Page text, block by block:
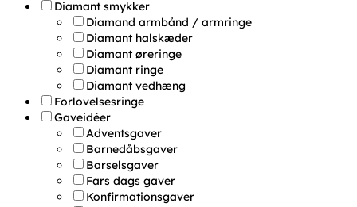
Diamant smykker
Diamand armbånd / armringe
Diamant halskæder
Diamant øreringe
Diamant ringe
Diamant vedhæng
Forlovelsesringe
Gaveidéer
Adventsgaver
Barnedåbsgaver
Barselsgaver
Fars dags gaver
Konfirmationsgaver